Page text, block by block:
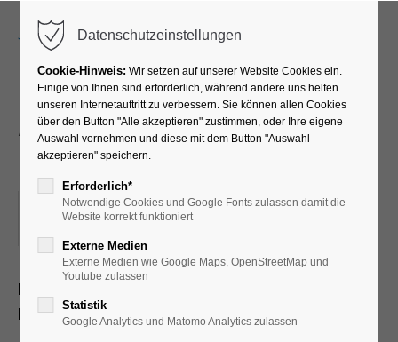
Atemübungen an den
Gradierwerken
28.10.2025, 15:30–16:00
Mit speziellen Atemübungen lernen Sie, wie der positive
Effekt der gesunden Aerosole verstärkt werden kann
Datenschutzeinstellungen
Cookie-Hinweis: Wir setzen auf unserer Website Cookies ein.
Einige von Ihnen sind erforderlich, während andere uns helfen
unseren Internetauftritt zu verbessern. Sie können allen Cookies
über den Button "Alle akzeptieren" zustimmen, oder Ihre eigene
Auswahl vornehmen und diese mit dem Button "Auswahl
akzeptieren" speichern.
Erforderlich*
Notwendige Cookies und Google Fonts zulassen damit die
Website korrekt funktioniert
Externe Medien
Externe Medien wie Google Maps, OpenStreetMap und
Youtube zulassen
Statistik
Google Analytics und Matomo Analytics zulassen